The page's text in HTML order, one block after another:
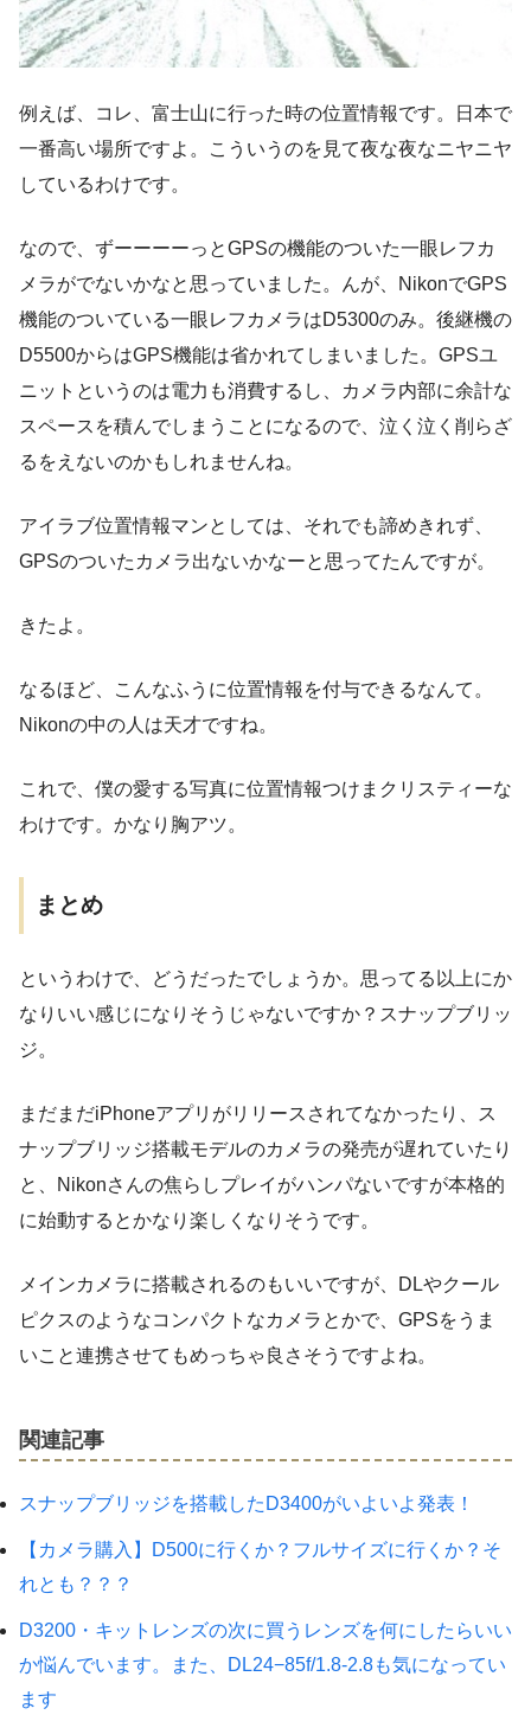
例えば、コレ、富士山に行った時の位置情報です。日本で
一番高い場所ですよ。こういうのを見て夜な夜なニヤニヤ
しているわけです。
なので、ずーーーーっとGPSの機能のついた一眼レフカ
メラがでないかなと思っていました。んが、NikonでGPS
機能のついている一眼レフカメラはD5300のみ。後継機の
D5500からはGPS機能は省かれてしまいました。GPSユ
ニットというのは電力も消費するし、カメラ内部に余計な
スペースを積んでしまうことになるので、泣く泣く削らざ
るをえないのかもしれませんね。
アイラブ位置情報マンとしては、それでも諦めきれず、
GPSのついたカメラ出ないかなーと思ってたんですが。
きたよ。
なるほど、こんなふうに位置情報を付与できるなんて。
Nikonの中の人は天才ですね。
これで、僕の愛する写真に位置情報つけまクリスティーな
わけです。かなり胸アツ。
まとめ
というわけで、どうだったでしょうか。思ってる以上にか
なりいい感じになりそうじゃないですか？スナップブリッ
ジ。
まだまだiPhoneアプリがリリースされてなかったり、ス
ナップブリッジ搭載モデルのカメラの発売が遅れていたり
と、Nikonさんの焦らしプレイがハンパないですが本格的
に始動するとかなり楽しくなりそうです。
メインカメラに搭載されるのもいいですが、DLやクール
ピクスのようなコンパクトなカメラとかで、GPSをうま
いこと連携させてもめっちゃ良さそうですよね。
関連記事
スナップブリッジを搭載したD3400がいよいよ発表！
【カメラ購入】D500に行くか？フルサイズに行くか？そ
れとも？？？
D3200・キットレンズの次に買うレンズを何にしたらいい
か悩んでいます。また、DL24−85f/1.8-2.8も気になってい
ます